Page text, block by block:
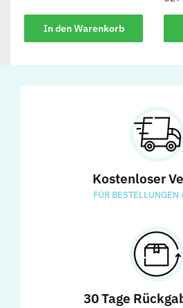
In den Warenkorb
Kostenloser
FÜR
30 Tage